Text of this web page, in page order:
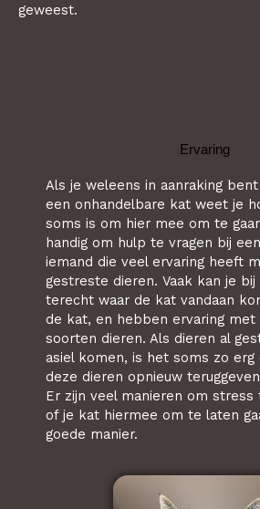
geweest.
Ervaring
Als je weleens in aanraking
een onhandelbare kat weet je
soms is om hier mee om te
handig om hulp te vragen bij
iemand die veel ervaring heeft
gestreste dieren. Vaak kan je
terecht waar de kat vandaan
de kat, en hebben ervaring met
soorten dieren. Als dieren al
asiel komen, is het soms zo erg
deze dieren opnieuw
Er zijn veel manieren om stress
of je kat hiermee om te laten
goede manier.